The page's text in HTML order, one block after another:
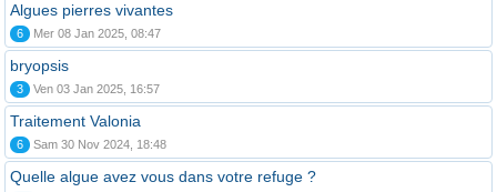
Algues pierres vivantes
6 Mer 08 Jan 2025, 08:47
bryopsis
3 Ven 03 Jan 2025, 16:57
Traitement Valonia
6 Sam 30 Nov 2024, 18:48
Quelle algue avez vous dans votre refuge ?